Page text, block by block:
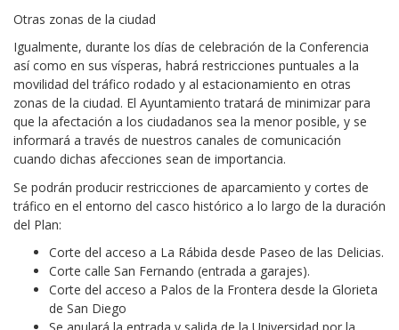
Otras zonas de la ciudad
Igualmente, durante los días de celebración de la Conferencia
así como en sus vísperas, habrá restricciones puntuales a la
movilidad del tráfico rodado y al estacionamiento en otras
zonas de la ciudad. El Ayuntamiento tratará de minimizar para
que la afectación a los ciudadanos sea la menor posible, y se
informará a través de nuestros canales de comunicación
cuando dichas afecciones sean de importancia.
Se podrán producir restricciones de aparcamiento y cortes de
tráfico en el entorno del casco histórico a lo largo de la duración
del Plan:
Corte del acceso a La Rábida desde Paseo de las Delicias.
Corte calle San Fernando (entrada a garajes).
Corte del acceso a Palos de la Frontera desde la Glorieta
de San Diego